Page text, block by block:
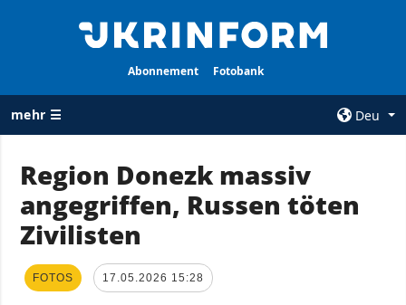
Abonnement Fotobank
mehr ☰
Deu
ALLE
RUBRIKEN
Krieg
Wiederaufbau
AGENTUR
Region Donezk massiv
angegriffen, Russen töten
Zivilisten
FOTOS 17.05.2026 15:28